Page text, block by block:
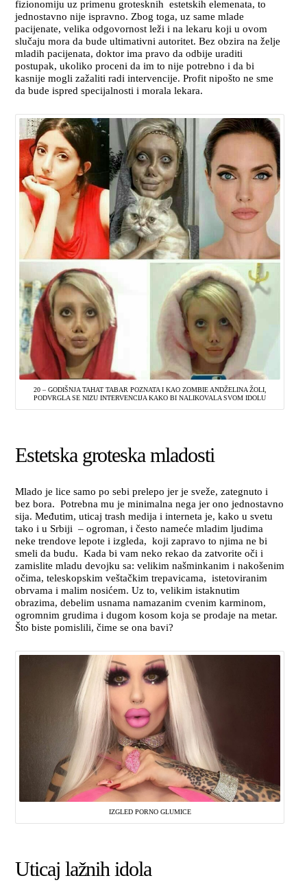
fizionomiju uz primenu grotesknih estetskih elemenata, to
jednostavno nije ispravno. Zbog toga, uz same mlade
pacijenate, velika odgovornost leži i na lekaru koji u ovom
slučaju mora da bude ultimativni autoritet. Bez obzira na želje
mladih pacijenata, doktor ima pravo da odbije uraditi
postupak, ukoliko proceni da im to nije potrebno i da bi
kasnije mogli zažaliti radi intervencije. Profit nipošto ne sme
da bude ispred specijalnosti i morala lekara.
20 – GODIŠNJA TAHAT TABAR POZNATA I KAO ZOMBIE ANDŽELINA ŽOLI,
PODVRGLA SE NIZU INTERVENCIJA KAKO BI NALIKOVALA SVOM IDOLU
Estetska groteska mladosti
Mlado je lice samo po sebi prelepo jer je sveže, zategnuto i
bez bora. Potrebna mu je minimalna nega jer ono jednostavno
sija. Međutim, uticaj trash medija i interneta je, kako u svetu
tako i u Srbiji – ogroman, i često nameće mladim ljudima
neke trendove lepote i izgleda, koji zapravo to njima ne bi
smeli da budu. Kada bi vam neko rekao da zatvorite oči i
zamislite mladu devojku sa: velikim našminkanim i nakošenim
očima, teleskopskim veštačkim trepavicama, istetoviranim
obrvama i malim nosićem. Uz to, velikim istaknutim
obrazima, debelim usnama namazanim cvenim karminom,
ogromnim grudima i dugom kosom koja se prodaje na metar.
Što biste pomislili, čime se ona bavi?
IZGLED PORNO GLUMICE
Uticaj lažnih idola